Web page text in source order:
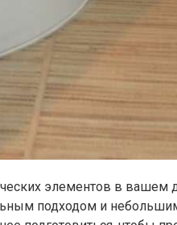
элементов в вашем
подходом и